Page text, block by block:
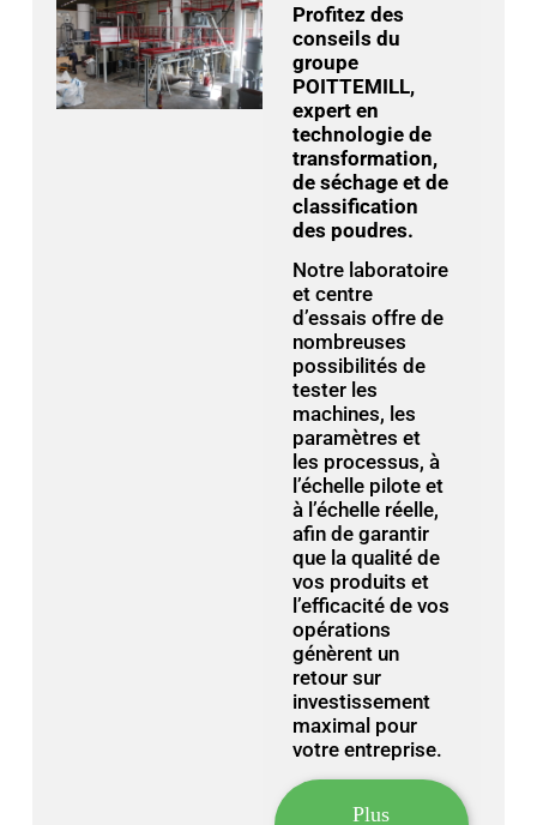
Plus
Profitez des
conseils du
groupe
POITTEMILL,
expert en
technologie de
transformation,
de séchage et de
classification
des poudres.
Notre laboratoire
et centre
d’essais offre de
nombreuses
possibilités de
tester les
machines, les
paramètres et
les processus, à
l’échelle pilote et
à l’échelle réelle,
afin de garantir
que la qualité de
vos produits et
l’efficacité de vos
opérations
génèrent un
retour sur
investissement
maximal pour
votre entreprise.